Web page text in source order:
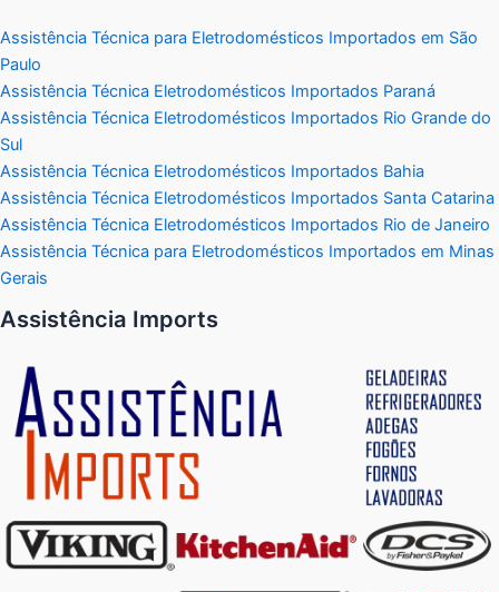
Assistência Técnica para Eletrodomésticos Importados em São
Paulo
Assistência Técnica Eletrodomésticos Importados Paraná
Assistência Técnica Eletrodomésticos Importados Rio Grande do
Sul
Assistência Técnica Eletrodomésticos Importados Bahia
Assistência Técnica Eletrodomésticos Importados Santa Catarina
Assistência Técnica Eletrodomésticos Importados Rio de Janeiro
Assistência Técnica para Eletrodomésticos Importados em Minas
Gerais
Assistência Imports